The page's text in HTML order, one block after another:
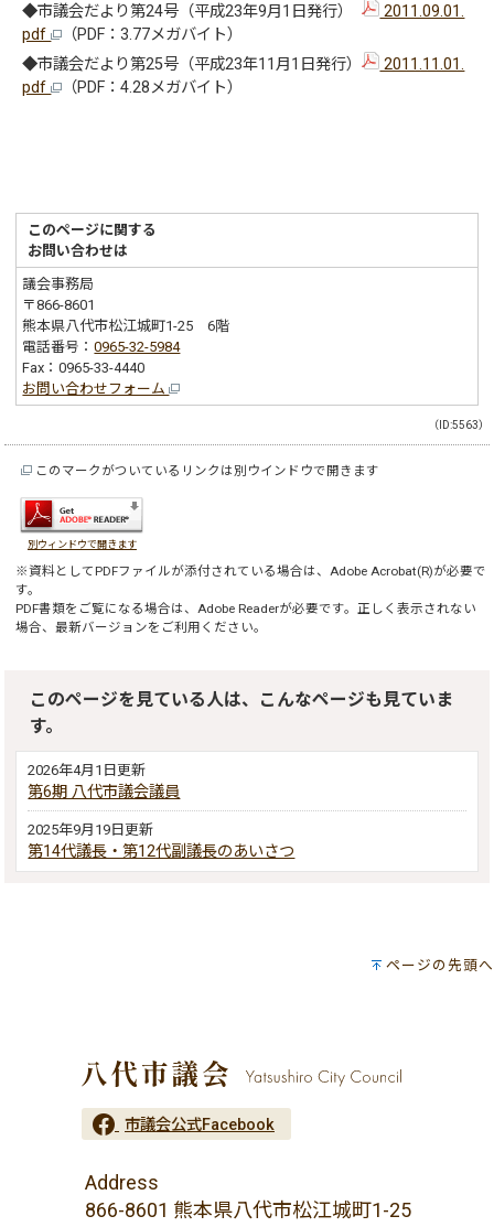
◆市議会だより第24号（平成23年9月1日発行）
2011.09.01.
pdf
（PDF：3.77メガバイト）
◆市議会だより第25号（平成23年11月1日発行）
2011.11.01.
pdf
（PDF：4.28メガバイト）
このページに関する
お問い合わせは
議会事務局
〒866-8601
熊本県八代市松江城町1-25 6階
電話番号：0965-32-5984
Fax：0965-33-4440
お問い合わせフォーム
（ID:5563）
このマークがついているリンクは別ウインドウで開きます
別ウィンドウで開きます
※資料としてPDFファイルが添付されている場合は、 Adobe Acrobat(R)が必要で
す。
PDF書類をご覧になる場合は、 Adobe Readerが必要です。正しく表示されない
場合、最新バージョンをご利用ください。
このページを見ている人は、こんなページも見ていま
す。
2026年4月1日更新
第6期 八代市議会議員
2025年9月19日更新
第14代議長・第12代副議長のあいさつ
ページの先頭へ
市議会公式Facebook
Address
866-8601 熊本県八代市松江城町1-25